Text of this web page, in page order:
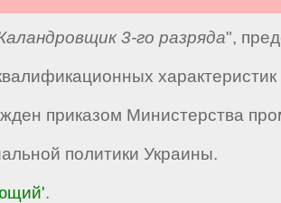
3-го разряда",
приказом Министерства
политики Украины.
.